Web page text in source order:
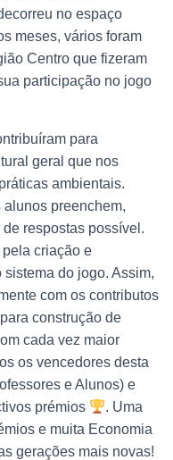
no espaço
meses, vários foram
Centro que fizeram
participação no jogo
para
geral que nos
ambientais.
preenchem,
respostas possível.
criação e
do jogo. Assim,
com os contributos
construção de
cada vez maior
os vencedores desta
e Alunos) e
prémios
. Uma
e muita Economia
gerações mais novas!